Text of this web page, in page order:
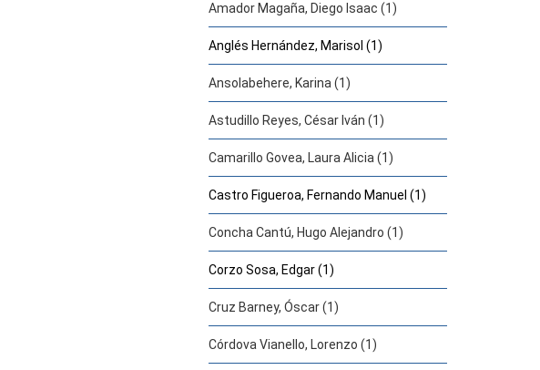
Amador Magaña, Diego Isaac (1)
Anglés Hernández, Marisol (1)
Ansolabehere, Karina (1)
Astudillo Reyes, César Iván (1)
Camarillo Govea, Laura Alicia (1)
Castro Figueroa, Fernando Manuel (1)
Concha Cantú, Hugo Alejandro (1)
Corzo Sosa, Edgar (1)
Cruz Barney, Óscar (1)
Córdova Vianello, Lorenzo (1)